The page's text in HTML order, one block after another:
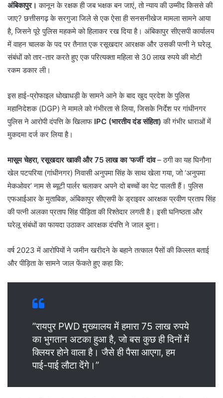
अंबिकापुर।कानून के रक्षक ही जब भक्षक बन जाएं, तो न्याय की उम्मीद किससे की
जाए? छत्तीसगढ़ के सरगुजा जिले से एक ऐसा ही सनसनीखेज मामला सामने आया
है, जिसने पूरे पुलिस महकमे को हिलाकर रख दिया है। अंबिकापुर सीएसपी कार्यालय
में वाहन चालक के पद पर तैनात एक रसूखदार आरक्षक और उसकी पत्नी ने घरेलू
संबंधों को तार-तार करते हुए एक परित्यक्ता महिला से 30 लाख रुपये की मोटी
रकम डकार ली।
​इस हाई-प्रोफाइल धोखाधड़ी के सामने आने के बाद खुद प्रदेश के पुलिस
महानिदेशक (DGP) ने मामले को गंभीरता से लिया, जिसके निर्देश पर गांधीनगर
पुलिस ने आरोपी दंपत्ति के खिलाफ IPC (भारतीय दंड संहिता) की गंभीर धाराओं में
मुकदमा दर्ज कर लिया है।
मासूम चेहरा, रसूखदार खाकी और 75 लाख का ‘फर्जी’ दांव– ठगी का यह घिनौना
खेल पटपरिया (गांधीनगर) निवासी अनुपमा सिंह के साथ खेला गया, जो ‘अनुपमा
मेकओवर’ नाम से ब्यूटी पार्लर चलाकर अपने दो बच्चों का पेट पालती हैं। पुलिस
एफआईआर के मुताबिक, अंबिकापुर सीएसपी के ड्राइवर आरक्षक प्रवीण प्रताप सिंह
की पत्नी अलका प्रताप सिंह पीड़िता की रिश्तेदार लगती है। इसी घनिष्ठता और
घरेलू संबंधों का फायदा उठाकर आरक्षक दंपत्ति ने जाल बुना।
​वर्ष 2023 में आरोपियों ने जमीन खरीदने के बहाने तत्काल पैसों की किल्लत बताई
और पीड़िता के सामने जाल फेंकते हुए कहा कि:
​”रायपुर PWD मुख्यालय में हमारा 75 लाख रुपये
का भुगतान अटका हुआ है, जो बस कुछ ही दिनों में
क्लियर होने वाला है। जैसे ही पैसा आएगा, हम
पाई-पाई लौटा देंगे।”